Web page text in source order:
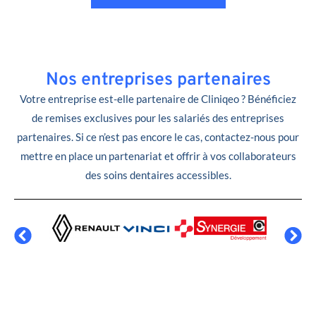
Nos entreprises partenaires
Votre entreprise est-elle partenaire de Cliniqeo ? Bénéficiez
de remises exclusives pour les salariés des entreprises
partenaires. Si ce n’est pas encore le cas, contactez-nous pour
mettre en place un partenariat et offrir à vos collaborateurs
des soins dentaires accessibles.